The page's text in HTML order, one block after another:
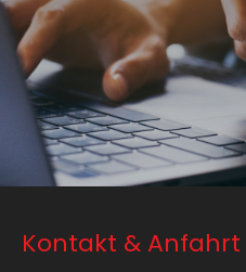
Kontakt & Anfahrt